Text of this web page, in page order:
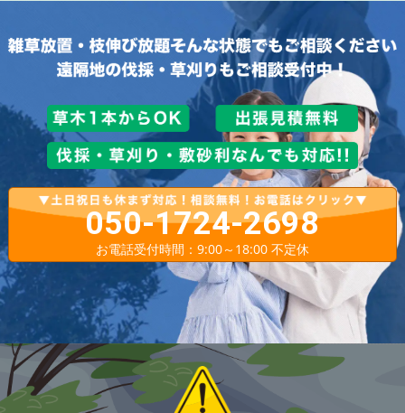
050-1724-2698
お電話受付時間：9:00～18:00 不定休